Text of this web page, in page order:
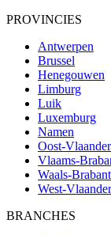
PROVINCIES
Antwerpen
Brussel
Henegouwen
Limburg
Luik
Luxemburg
Namen
Oost-
Vlaams-
Waals-Brabant
West-
BRANCHES